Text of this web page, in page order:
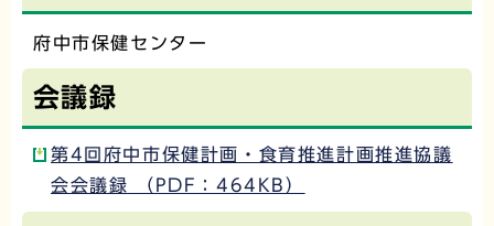
府中市保健センター
会議録
第4回府中市保健計画・食育推進計画推進協議
会会議録 （PDF：464KB）